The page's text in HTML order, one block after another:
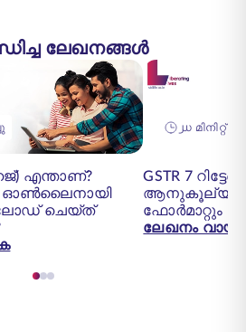
ലേഖനങ്ങൾ
എന്താണ്?
ഓൺലൈനായി
ചെയ്ത്
൰ മിനിറ്റ്
GSTR 7
ഫോർമാറ്റും
ലേഖനം